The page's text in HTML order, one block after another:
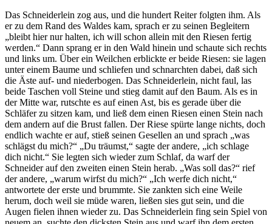
Das Schneiderlein zog aus, und die hundert Reiter folgten ihm. Als
er zu dem Rand des Waldes kam, sprach er zu seinen Begleitern
„bleibt hier nur halten, ich will schon allein mit den Riesen fertig
werden.“ Dann sprang er in den Wald hinein und schaute sich rechts
und links um. Über ein Weilchen erblickte er beide Riesen: sie lagen
unter einem Baume und schliefen und schnarchten dabei, daß sich
die Äste auf- und niederbogen. Das Schneiderlein, nicht faul, las
beide Taschen voll Steine und stieg damit auf den Baum. Als es in
der Mitte war, rutschte es auf einen Ast, bis es gerade über die
Schläfer zu sitzen kam, und ließ dem einen Riesen einen Stein nach
dem andern auf die Brust fallen. Der Riese spürte lange nichts, doch
endlich wachte er auf, stieß seinen Gesellen an und sprach „was
schlägst du mich?“ „Du träumst,“ sagte der andere, „ich schlage
dich nicht.“ Sie legten sich wieder zum Schlaf, da warf der
Schneider auf den zweiten einen Stein herab. „Was soll das?“ rief
der andere, „warum wirfst du mich?“ „Ich werfe dich nicht,“
antwortete der erste und brummte. Sie zankten sich eine Weile
herum, doch weil sie müde waren, ließen sies gut sein, und die
Augen fielen ihnen wieder zu. Das Schneiderlein fing sein Spiel von